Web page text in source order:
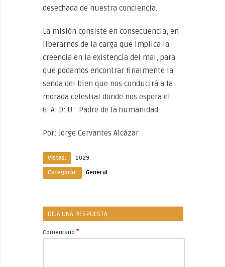
desechada de nuestra conciencia.
La misión consiste en consecuencia, en
liberarnos de la carga que implica la
creencia en la existencia del mal, para
que podamos encontrar finalmente la
senda del bien que nos conducirá a la
morada celestial donde nos espera el
G:.A:.D:.U:. Padre de la humanidad.
Por: Jorge Cervantes Alcázar
Vistas:
1029
Categoría:
General
DEJA UNA RESPUESTA
Comentario *